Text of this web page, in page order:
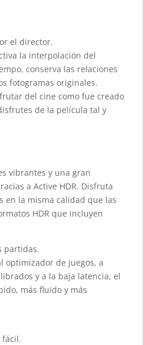
el director.
la interpolación del
conserva las relaciones
fotogramas originales.
del cine como fue creado
de la película tal y
vibrantes y una gran
a Active HDR. Disfruta
en la misma calidad que las
HDR que incluyen
partidas.
optimizador de juegos, a
y a la baja latencia, el
más fluido y más
fácil.